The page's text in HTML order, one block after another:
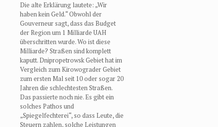
Die alte Erklärung lautete: „Wir
haben kein Geld.“ Obwohl der
Gouverneur sagt, dass das Budget
der Region um 1 Milliarde UAH
überschritten wurde. Wo ist diese
Milliarde? Straßen sind komplett
kaputt. Dnipropetrowsk Gebiet hat im
Vergleich zum Kirowograder Gebiet
zum ersten Mal seit 10 oder sogar 20
Jahren die schlechtesten Straßen.
Das passierte noch nie. Es gibt ein
solches Pathos und
„Spiegelfechterei“, so dass Leute, die
Steuern zahlen, solche Leistungen